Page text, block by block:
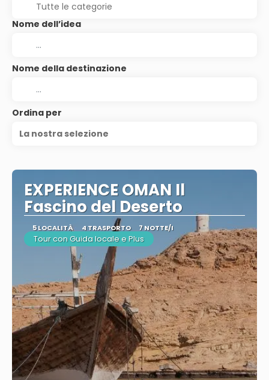
Nome dell’idea
Nome della destinazione
Ordina per
La nostra selezione
EXPERIENCE OMAN Il
Fascino del Deserto
5 LOCALITÀ 4 TRASPORTO 7 NOTTE/I
Tour con Guida locale e Plus